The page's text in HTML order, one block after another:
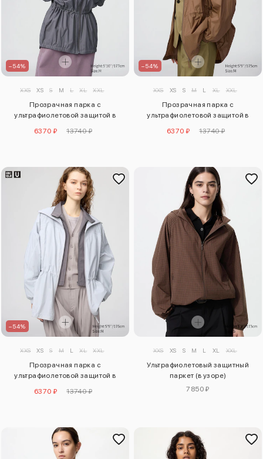
–54%
XXS XS S M L XL XXL
Прозрачная парка с
ультрафиолетовой защитой в
6370 ₽ 13740 ₽
–54%
XXS XS S M L XL XXL
Прозрачная парка с
ультрафиолетовой защитой в
6370 ₽ 13740 ₽
–54%
XXS XS S M L XL XXL
Прозрачная парка с
ультрафиолетовой защитой в
6370 ₽ 13740 ₽
XXS XS S M L XL XXL
Ультрафиолетовый защитный
паркет (в узоре)
7850 ₽